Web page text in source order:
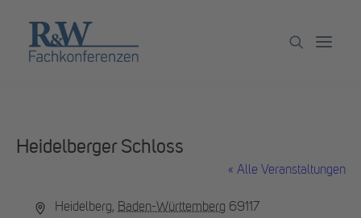
Heidelberger Schloss
« Alle Veranstaltungen
AdresseHeidelberg, Baden-Württemberg 69117